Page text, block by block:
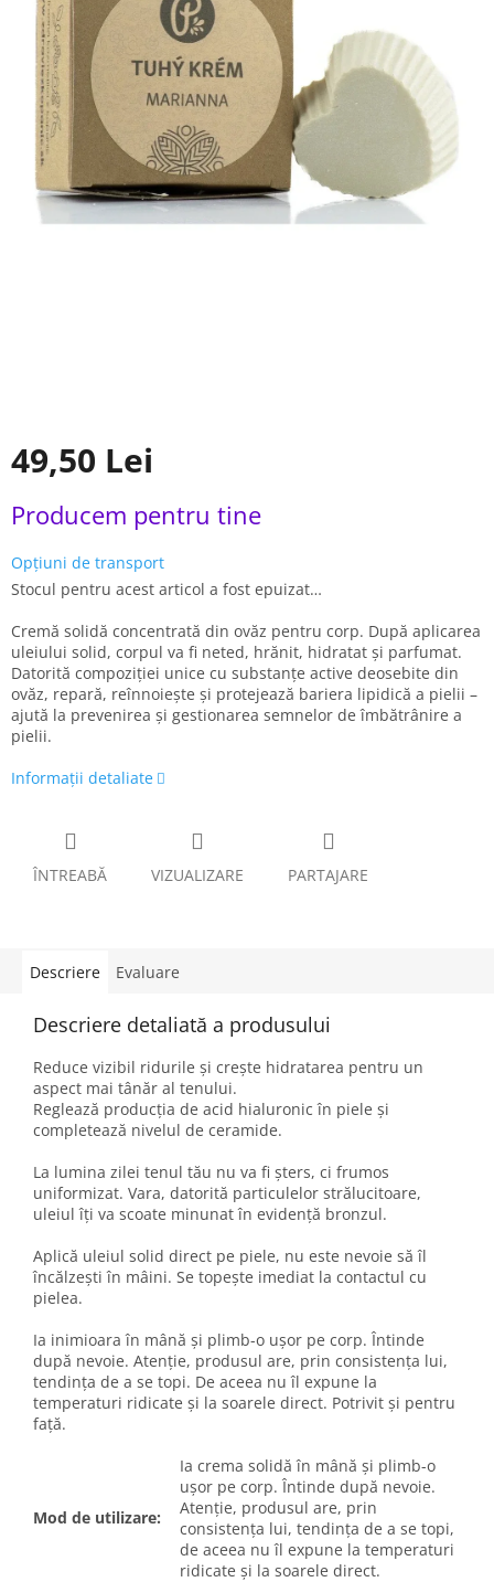
49,50 Lei
preţ:
Producem pentru tine
Opțiuni de transport
Stocul pentru acest articol a fost epuizat…
Cremă solidă concentrată din ovăz pentru corp. După aplicarea
uleiului solid, corpul va fi neted, hrănit, hidratat și parfumat.
Datorită compoziției unice cu substanțe active deosebite din
ovăz, repară, reînnoiește și protejează bariera lipidică a pielii –
ajută la prevenirea și gestionarea semnelor de îmbătrânire a
pielii.
Informaţii detaliate
ÎNTREABĂ VIZUALIZARE PARTAJARE
Descriere Evaluare
Descriere detaliată a produsului
Reduce vizibil ridurile și crește hidratarea pentru un
aspect mai tânăr al tenului.
Reglează producția de acid hialuronic în piele și
completează nivelul de ceramide.
La lumina zilei tenul tău nu va fi șters, ci frumos
uniformizat. Vara, datorită particulelor strălucitoare,
uleiul îți va scoate minunat în evidență bronzul.
Aplică uleiul solid direct pe piele, nu este nevoie să îl
încălzești în mâini. Se topește imediat la contactul cu
pielea.
Ia inimioara în mână și plimb-o ușor pe corp. Întinde
după nevoie. Atenție, produsul are, prin consistența lui,
tendința de a se topi. De aceea nu îl expune la
temperaturi ridicate și la soarele direct. Potrivit și pentru
față.
Mod de utilizare:
Ia crema solidă în mână și plimb-o
ușor pe corp. Întinde după nevoie.
Atenție, produsul are, prin
consistența lui, tendința de a se topi,
de aceea nu îl expune la temperaturi
ridicate și la soarele direct.